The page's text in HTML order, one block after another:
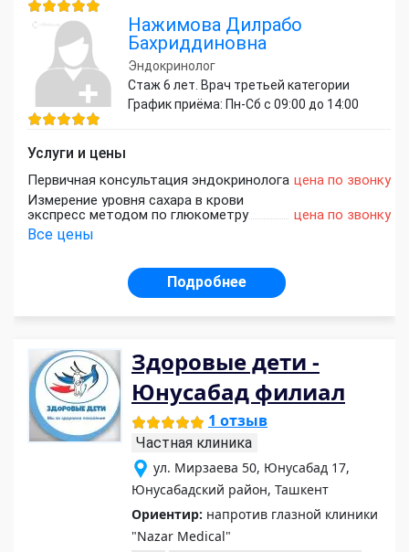
Нажимова Дилрабо
Бахриддиновна
Эндокринолог
Стаж 6 лет. Врач третьей категории
График приёма: Пн-Сб с 09:00 до 14:00
Услуги и цены
Первичная консультация эндокринолога цена по звонку
Измерение уровня сахара в крови
экспресс методом по глюкометру
цена по звонку
Все цены
Подробнее
Здоровые дети -
Юнусабад филиал
1 отзыв
Частная клиника
ул. Мирзаева 50, Юнусабад 17,
Юнусабадский район, Ташкент
Ориентир: напротив глазной клиники
"Nazar Medical"